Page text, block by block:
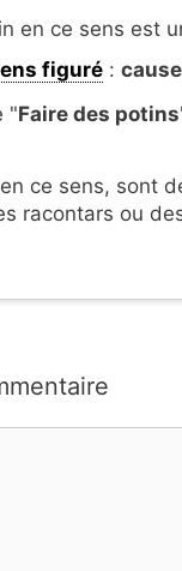
en ce sens est
figuré:
"Faire des potins
ce sens, sont
racontars ou